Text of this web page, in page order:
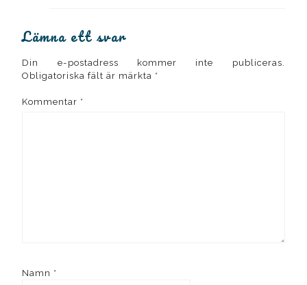
Lämna ett svar
Din e-postadress kommer inte publiceras.
Obligatoriska fält är märkta *
Kommentar *
Namn *